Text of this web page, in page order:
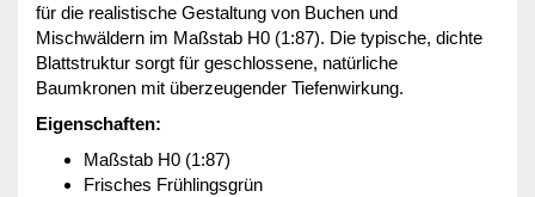
für die realistische Gestaltung von Buchen und
Mischwäldern im Maßstab H0 (1:87). Die typische, dichte
Blattstruktur sorgt für geschlossene, natürliche
Baumkronen mit überzeugender Tiefenwirkung.
Eigenschaften:
Maßstab H0 (1:87)
Frisches Frühlingsgrün